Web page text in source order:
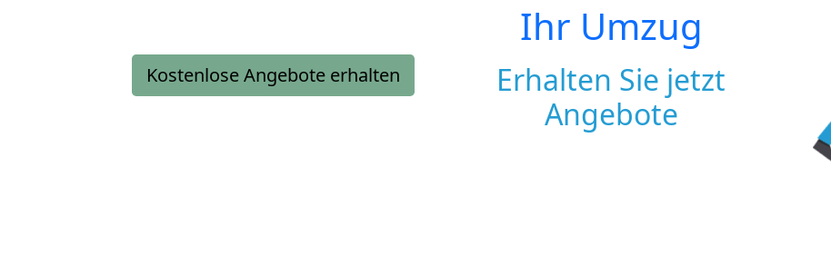
Kostenlose Angebote erhalten
Ihr Umzug
Erhalten Sie jetzt
Angebote